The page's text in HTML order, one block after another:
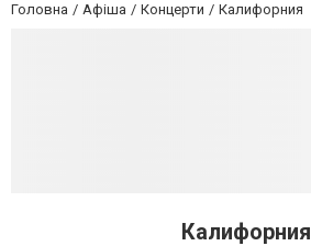
Головна Афіша Концерти Калифорния
Калифорния